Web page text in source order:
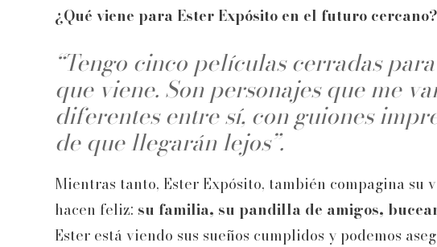
¿Qué viene para Ester Expósito en el futuro cercano?
“Tengo cinco películas cerradas
que viene. Son personajes que me
diferentes entre sí, con guiones
de que llegarán lejos”.
Mientras tanto, Ester Expósito, también compagina su
hacen feliz: su familia, su pandilla de amigos,
Ester está viendo sus sueños cumplidos y podemos